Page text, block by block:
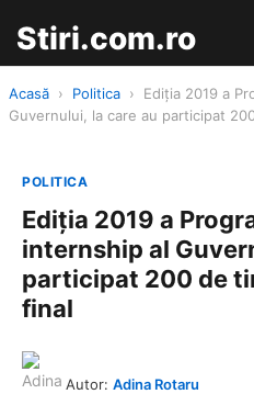
Stiri.com.ro
Acasă › Politica ›
Ediţia 2019 a
Guvernului, la care au participat
POLITICA
Ediţia 2019 a
internship al
participat 200 de
final
Autor: Adina Rotaru